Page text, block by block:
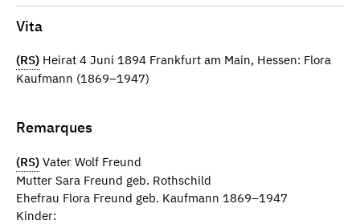
Vita
(RS) Heirat 4 Juni 1894 Frankfurt am Main, Hessen: Flora
Kaufmann (1869–1947)
Remarques
(RS) Vater Wolf Freund
Mutter Sara Freund geb. Rothschild
Ehefrau Flora Freund geb. Kaufmann 1869–1947
Kinder: